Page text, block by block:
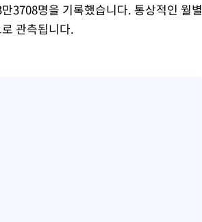
3708명을 기록했습니다. 통상적인 월별
관측됩니다.